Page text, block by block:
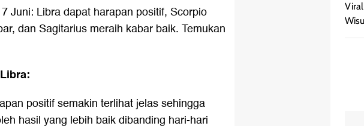
Juni: Libra dapat harapan positif, Scorpio
dan Sagitarius meraih kabar baik. Temukan
positif semakin terlihat jelas sehingga
hasil yang lebih baik dibanding hari-hari